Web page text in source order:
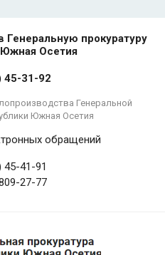
прокуратуру
Осетия
45-31-92
Генеральной
Южная Осетия
обращений
45-41-91
27-77